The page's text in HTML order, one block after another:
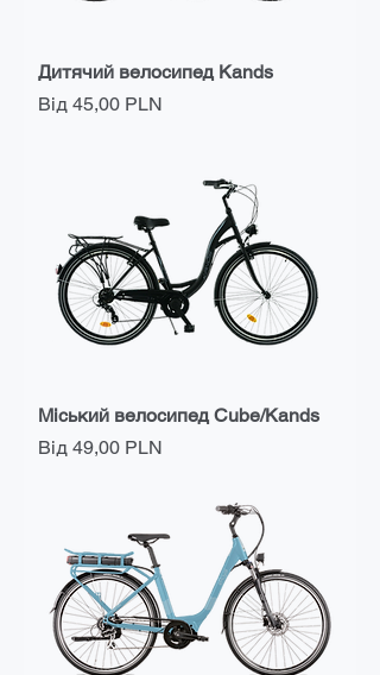
Дитячий велосипед Kands
Від 45,00 PLN
За розпродажем
Міський велосипед Cube/Kands
Від 49,00 PLN
За розпродажем